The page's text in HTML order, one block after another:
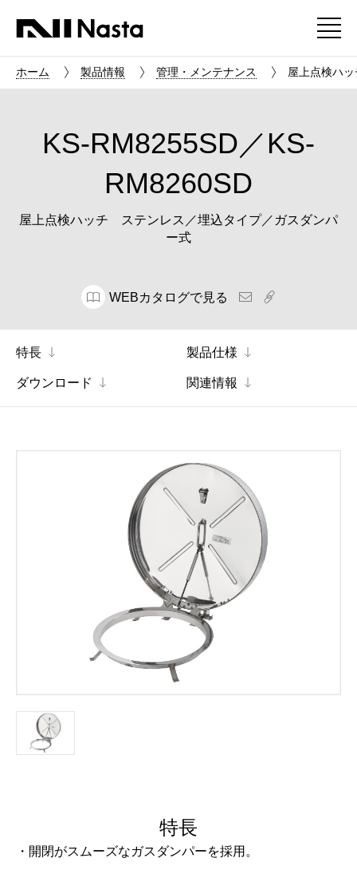
ホーム 製品情報 管理・メンテナンス 屋上点検ハ
KS-RM8255SD／KS-
RM8260SD
屋上点検ハッチ ステンレス／埋込タイプ／ガスダンパ
ー式
WEBカタログで見る
特長 製品仕様
ダウンロード 関連情報
特長
・開閉がスムーズなガスダンパーを採用。